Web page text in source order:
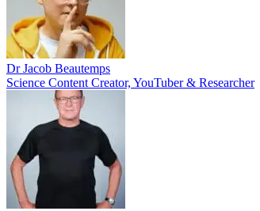
Dr Jacob Beautemps
Science Content Creator, YouTuber & Researcher